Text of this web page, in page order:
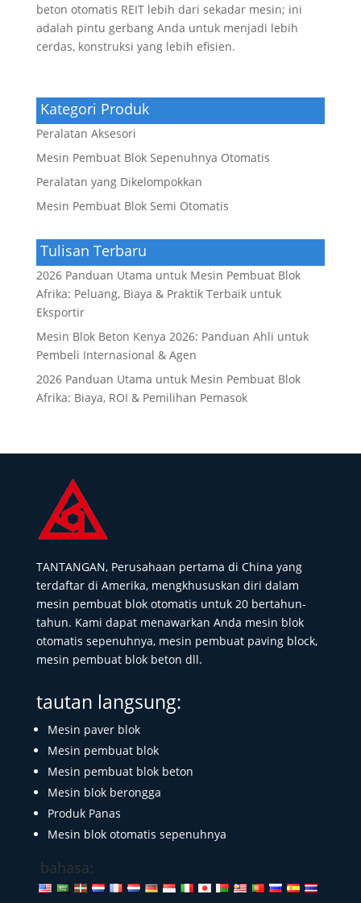
beton otomatis REIT lebih dari sekadar mesin; ini
adalah pintu gerbang Anda untuk menjadi lebih
cerdas, konstruksi yang lebih efisien.
Kategori Produk
Peralatan Aksesori
Mesin Pembuat Blok Sepenuhnya Otomatis
Peralatan yang Dikelompokkan
Mesin Pembuat Blok Semi Otomatis
Tulisan Terbaru
2026 Panduan Utama untuk Mesin Pembuat Blok
Afrika: Peluang, Biaya & Praktik Terbaik untuk
Eksportir
Mesin Blok Beton Kenya 2026: Panduan Ahli untuk
Pembeli Internasional & Agen
2026 Panduan Utama untuk Mesin Pembuat Blok
Afrika: Biaya, ROI & Pemilihan Pemasok
TANTANGAN, Perusahaan pertama di China yang
terdaftar di Amerika, mengkhususkan diri dalam
mesin pembuat blok otomatis untuk 20 bertahun-
tahun. Kami dapat menawarkan Anda mesin blok
otomatis sepenuhnya, mesin pembuat paving block,
mesin pembuat blok beton dll.
tautan langsung:
Mesin paver blok
Mesin pembuat blok
Mesin pembuat blok beton
Mesin blok berongga
Produk Panas
Mesin blok otomatis sepenuhnya
bahasa: